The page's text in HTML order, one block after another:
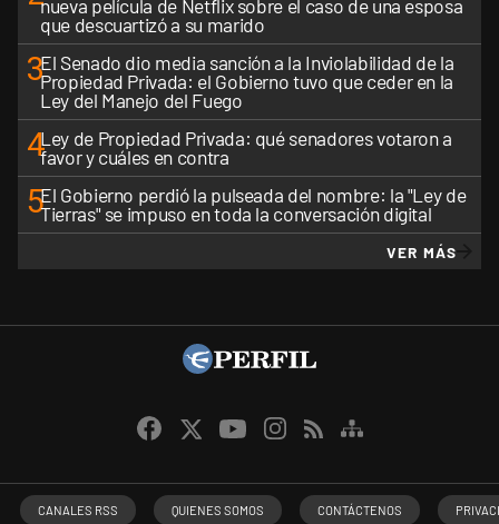
nueva película de Netflix sobre el caso de una esposa
que descuartizó a su marido
3El Senado dio media sanción a la Inviolabilidad de la
Propiedad Privada: el Gobierno tuvo que ceder en la
Ley del Manejo del Fuego
4Ley de Propiedad Privada: qué senadores votaron a
favor y cuáles en contra
5El Gobierno perdió la pulseada del nombre: la "Ley de
Tierras" se impuso en toda la conversación digital
VER MÁS
CANALES RSS QUIENES SOMOS CONTÁCTENOS